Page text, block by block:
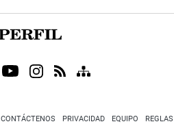
CONTÁCTENOS PRIVACIDAD EQUIPO